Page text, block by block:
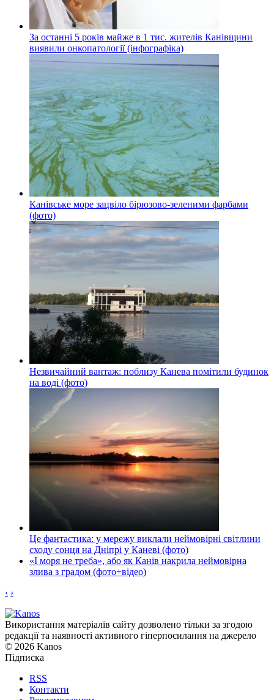
За останні 5 років майже в 1 тис. жителів Канівщини
виявили онкопатології (інфографіка)
Канівське море зацвіло бірюзово-зеленими фарбами
(фото)
Незвичайний вантаж: поблизу Канева помітили будинок
на воді (фото)
Це фантастика: у мережу виклали неймовірні світлини
сходу сонця на Дніпрі у Каневі (фото)
«І моря не треба», або як Канів накрила неймовірна
злива з градом (фото+відео)
‹ ›
Використання матеріалів сайту дозволено тільки за згодою
редакції та наявності активного гіперпосилання на джерело
© 2026 Kanos
Підписка
RSS
Контакти